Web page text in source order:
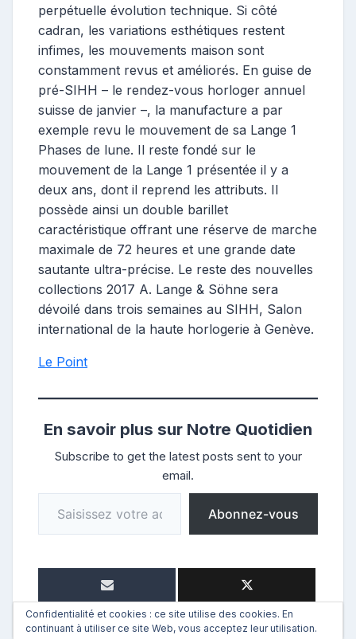
perpétuelle évolution technique. Si côté
cadran, les variations esthétiques restent
infimes, les mouvements maison sont
constamment revus et améliorés. En guise de
pré-SIHH – le rendez-vous horloger annuel
suisse de janvier –, la manufacture a par
exemple revu le mouvement de sa Lange 1
Phases de lune. Il reste fondé sur le
mouvement de la Lange 1 présentée il y a
deux ans, dont il reprend les attributs. Il
possède ainsi un double barillet
caractéristique offrant une réserve de marche
maximale de 72 heures et une grande date
sautante ultra-précise. Le reste des nouvelles
collections 2017 A. Lange & Söhne sera
dévoilé dans trois semaines au SIHH, Salon
international de la haute horlogerie à Genève.
Le Point
En savoir plus sur Notre Quotidien
Subscribe to get the latest posts sent to your
email.
Saisissez votre adresse e-mail…
Abonnez-vous
Confidentialité et cookies : ce site utilise des cookies. En
continuant à utiliser ce site Web, vous acceptez leur utilisation.